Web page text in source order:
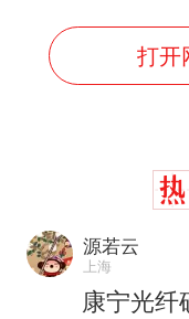
打开
源若云
上海
康宁光纤